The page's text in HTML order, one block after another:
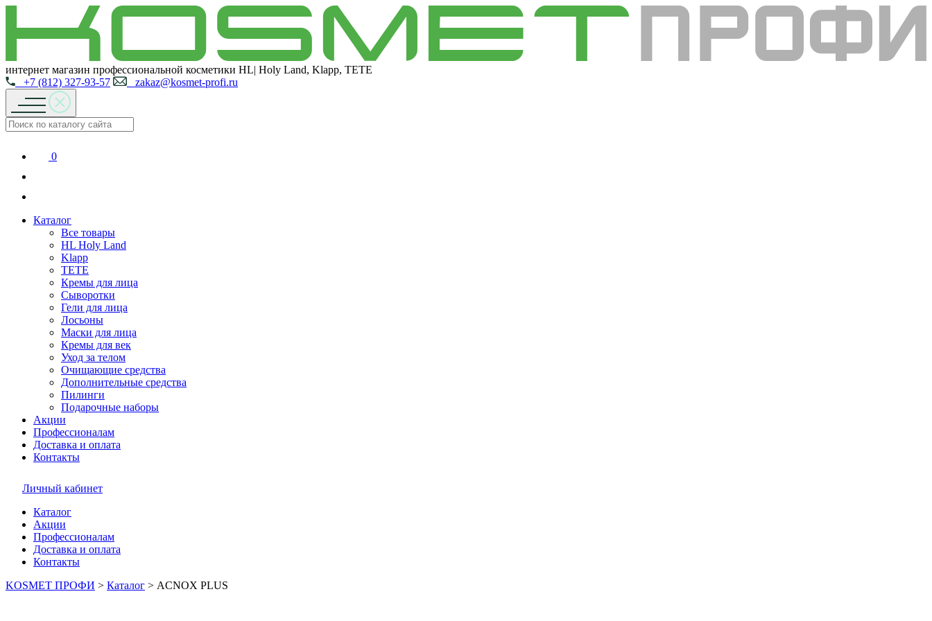
интернет магазин профессиональной косметики HL| Holy Land, Klapp, TETE
+7 (812) 327-93-57
zakaz@kosmet-profi.ru
0
Каталог
Все товары
HL Holy Land
Klapp
TETE
Кремы для лица
Сыворотки
Гели для лица
Лосьоны
Маски для лица
Кремы для век
Уход за телом
Очищающие средства
Дополнительные средства
Пилинги
Подарочные наборы
Акции
Профессионалам
Доставка и оплата
Контакты
Личный кабинет
Каталог
Акции
Профессионалам
Доставка и оплата
Контакты
KOSMET ПРОФИ > Каталог > ACNOX PLUS